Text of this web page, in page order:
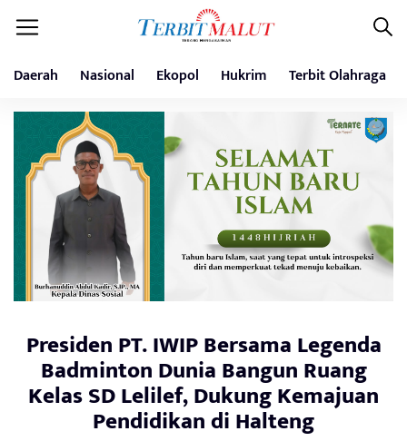
Daerah Nasional Ekopol Hukrim Terbit Olahraga
Presiden PT. IWIP Bersama Legenda
Badminton Dunia Bangun Ruang
Kelas SD Lelilef, Dukung Kemajuan
Pendidikan di Halteng